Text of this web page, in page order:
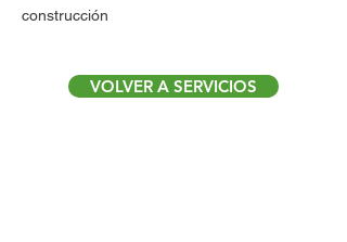
construcción
VOLVER A SERVICIOS